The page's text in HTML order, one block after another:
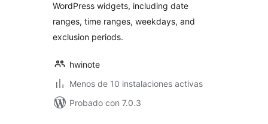
WordPress widgets, including date
ranges, time ranges, weekdays, and
exclusion periods.
hwinote
Menos de 10 instalaciones activas
Probado con 7.0.3